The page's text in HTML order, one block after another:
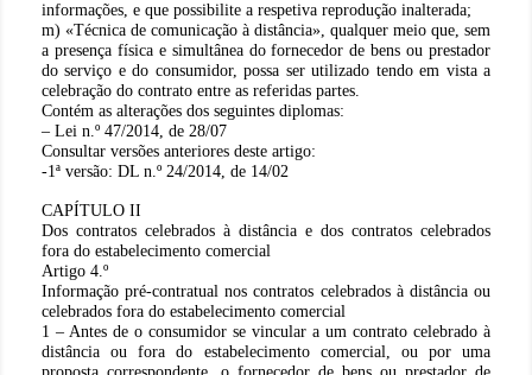
informações, e que possibilite a respetiva reprodução inalterada;
m) «Técnica de comunicação à distância», qualquer meio que, sem
a presença física e simultânea do fornecedor de bens ou prestador
do serviço e do consumidor, possa ser utilizado tendo em vista a
celebração do contrato entre as referidas partes.
Contém as alterações dos seguintes diplomas:
– Lei n.º 47/2014, de 28/07
Consultar versões anteriores deste artigo:
-1ª versão: DL n.º 24/2014, de 14/02
CAPÍTULO II
Dos contratos celebrados à distância e dos contratos celebrados
fora do estabelecimento comercial
Artigo 4.º
Informação pré-contratual nos contratos celebrados à distância ou
celebrados fora do estabelecimento comercial
1 – Antes de o consumidor se vincular a um contrato celebrado à
distância ou fora do estabelecimento comercial, ou por uma